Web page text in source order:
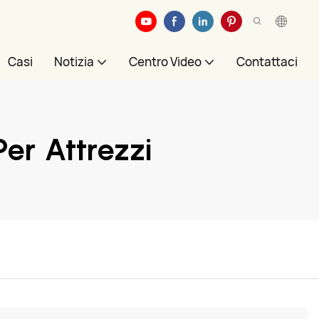
Casi Notizia Centro Video Contattaci
Attrezzi